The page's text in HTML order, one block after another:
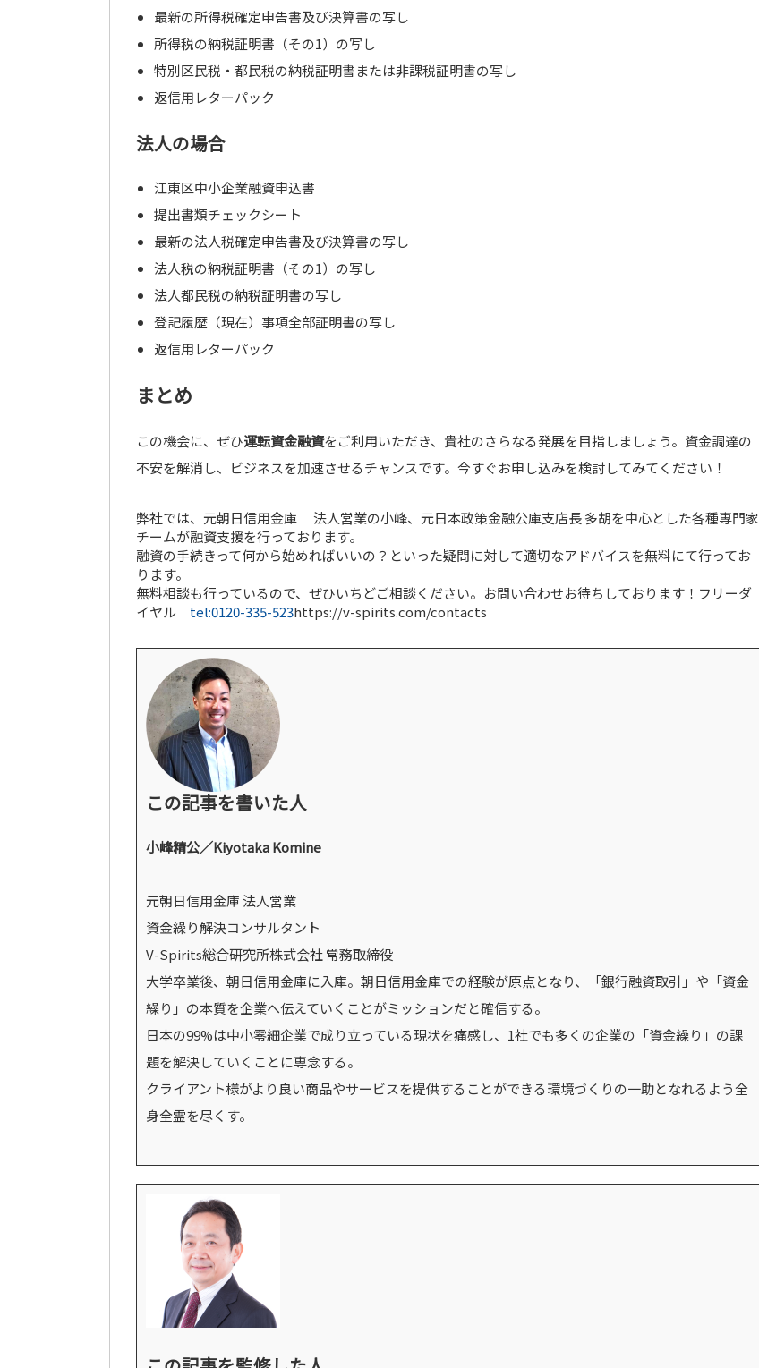
最新の所得税確定申告書及び決算書の写し
所得税の納税証明書（その1）の写し
特別区民税・都民税の納税証明書または非課税証明書の写し
返信用レターパック
法人の場合
江東区中小企業融資申込書
提出書類チェックシート
最新の法人税確定申告書及び決算書の写し
法人税の納税証明書（その1）の写し
法人都民税の納税証明書の写し
登記履歴（現在）事項全部証明書の写し
返信用レターパック
まとめ
この機会に、ぜひ運転資金融資をご利用いただき、貴社のさらなる発展を目指しましょう。資金調達の
不安を解消し、ビジネスを加速させるチャンスです。今すぐお申し込みを検討してみてください！
弊社では、元朝日信用金庫 法人営業の小峰、元日本政策金融公庫支店長 多胡を中心とした各種専門家
チームが融資支援を行っております。
融資の手続きって何から始めればいいの？といった疑問に対して適切なアドバイスを無料にて行ってお
ります。
無料相談も行っているので、ぜひいちどご相談ください。お問い合わせお待ちしております！フリーダ
イヤル tel:0120-335-523https://v-spirits.com/contacts
この記事を書いた人
小峰精公／Kiyotaka Komine
元朝日信用金庫 法人営業
資金繰り解決コンサルタント
V-Spirits総合研究所株式会社 常務取締役
大学卒業後、朝日信用金庫に入庫。朝日信用金庫での経験が原点となり、「銀行融資取引」や「資金
繰り」の本質を企業へ伝えていくことがミッションだと確信する。
日本の99%は中小零細企業で成り立っている現状を痛感し、1社でも多くの企業の「資金繰り」の課
題を解決していくことに専念する。
クライアント様がより良い商品やサービスを提供することができる環境づくりの一助となれるよう全
身全霊を尽くす。